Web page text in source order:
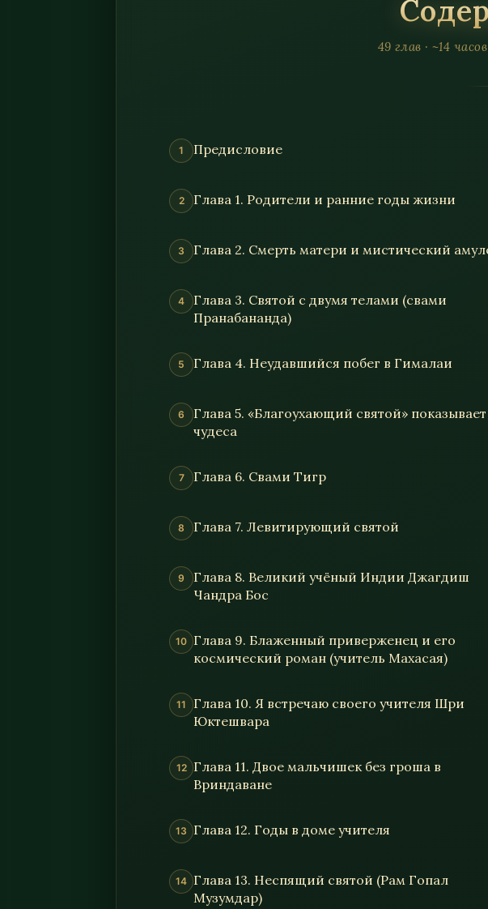
49 глав · ~14
Предисловие
Глава 1. Родители и ранние годы жизни
Глава 2. Смерть матери и мистический
Глава 3. Святой с двумя телами (свами
Пранабананда)
Глава 4. Неудавшийся побег в Гималаи
Глава 5. «Благоухающий святой» показывает
чудеса
Глава 6. Свами Тигр
Глава 7. Левитирующий святой
Глава 8. Великий учёный Индии Джагдиш
Чандра Бос
Глава 9. Блаженный приверженец и его
космический роман (учитель Махасая)
Глава 10. Я встречаю своего учителя Шри
Юктешвара
Глава 11. Двое мальчишек без гроша в
Вриндаване
Глава 12. Годы в доме учителя
Глава 13. Неспящий святой (Рам Гопал
Музумдар)